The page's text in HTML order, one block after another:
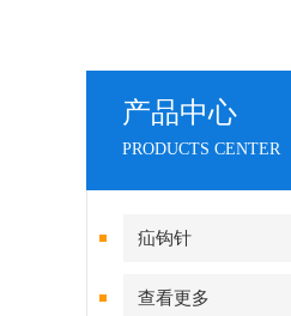
产品中心
PRODUCTS CENTER
疝钩针
查看更多